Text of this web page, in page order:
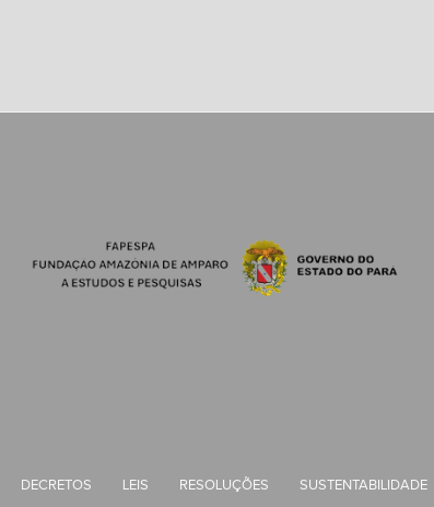
DECRETOS LEIS RESOLUÇÕES SUSTENTABILIDADE